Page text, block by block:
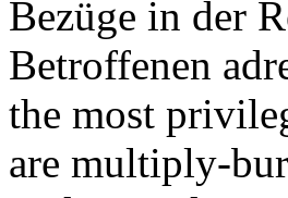
Bezüge in der
Betroffenen
the most
are multiply-